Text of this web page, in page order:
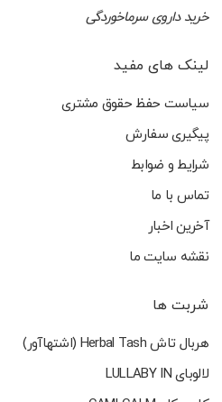
خرید داروی سرماخوردگی
لینک های مفید
سیاست حفظ حقوق مشتری
پیگیری سفارش
شرایط و ضوابط
تماس با ما
آخرین اخبار
نقشه سایت ما
شربت ها
هربال تاش Herbal Tash (اشتهاآور)
لالوبای LULLABY IN